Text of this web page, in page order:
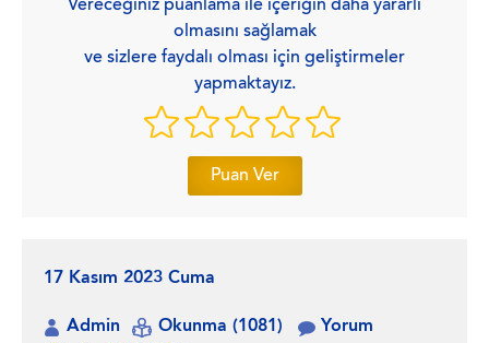
Vereceğiniz puanlama ile içeriğin daha yararlı
olmasını sağlamak
ve sizlere faydalı olması için geliştirmeler
yapmaktayız.
Puan Ver
17 Kasım 2023 Cuma
Admin Okunma (1081)
Yorum